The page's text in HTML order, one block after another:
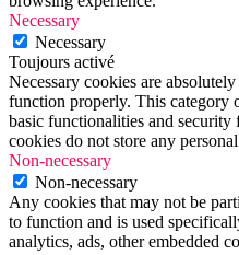
Necessary
Necessary
Toujours activé
Necessary cookies are
function properly. This category
basic functionalities and security
cookies do not store any
Non-necessary
Non-necessary
Any cookies that may not be
to function and is used
analytics, ads, other embedded